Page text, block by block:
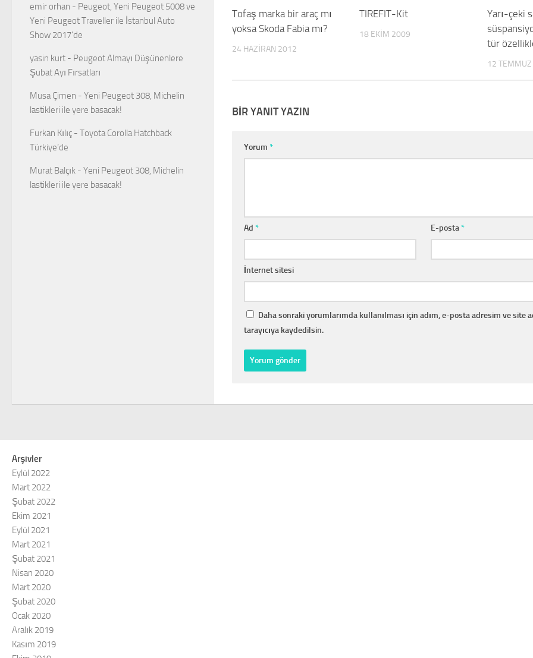
Tofaş marka bir araç mı
yoksa Skoda Fabia mı?
24 HAZIRAN 2012
TIREFIT-Kit
18 EKIM 2009
Yarı-çeki
tür
12
BIR YANIT YAZIN
Yorum *
Ad * E-posta*
İnternet sitesi
Daha sonraki yorumlarımda kullanılması için adım, e-posta adresim ve site
tarayıcıya kaydedilsin.
emir orhan - Peugeot, Yeni Peugeot 5008 ve
Yeni Peugeot Traveller ile İstanbul Auto
Show 2017’de
yasin kurt - Peugeot Almayı Düşünenlere
Şubat Ayı Fırsatları
Musa Çimen - Yeni Peugeot 308, Michelin
lastikleri ile yere basacak!
Furkan Kılıç - Toyota Corolla Hatchback
Türkiye’de
Murat Balçık - Yeni Peugeot 308, Michelin
lastikleri ile yere basacak!
Arşivler
Eylül 2022
Mart 2022
Şubat 2022
Ekim 2021
Eylül 2021
Mart 2021
Şubat 2021
Nisan 2020
Mart 2020
Şubat 2020
Ocak 2020
Aralık 2019
Kasım 2019